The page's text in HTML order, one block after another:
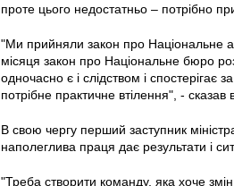
проте цього недостатньо – потрібно
"Ми прийняли закон про Національне
місяця закон про Національне бюро
одночасно є і слідством і спостерігає
потрібне практичне втілення", - сказав
В свою чергу перший заступник
наполеглива праця дає результати і
"Треба створити команду, яка хоче